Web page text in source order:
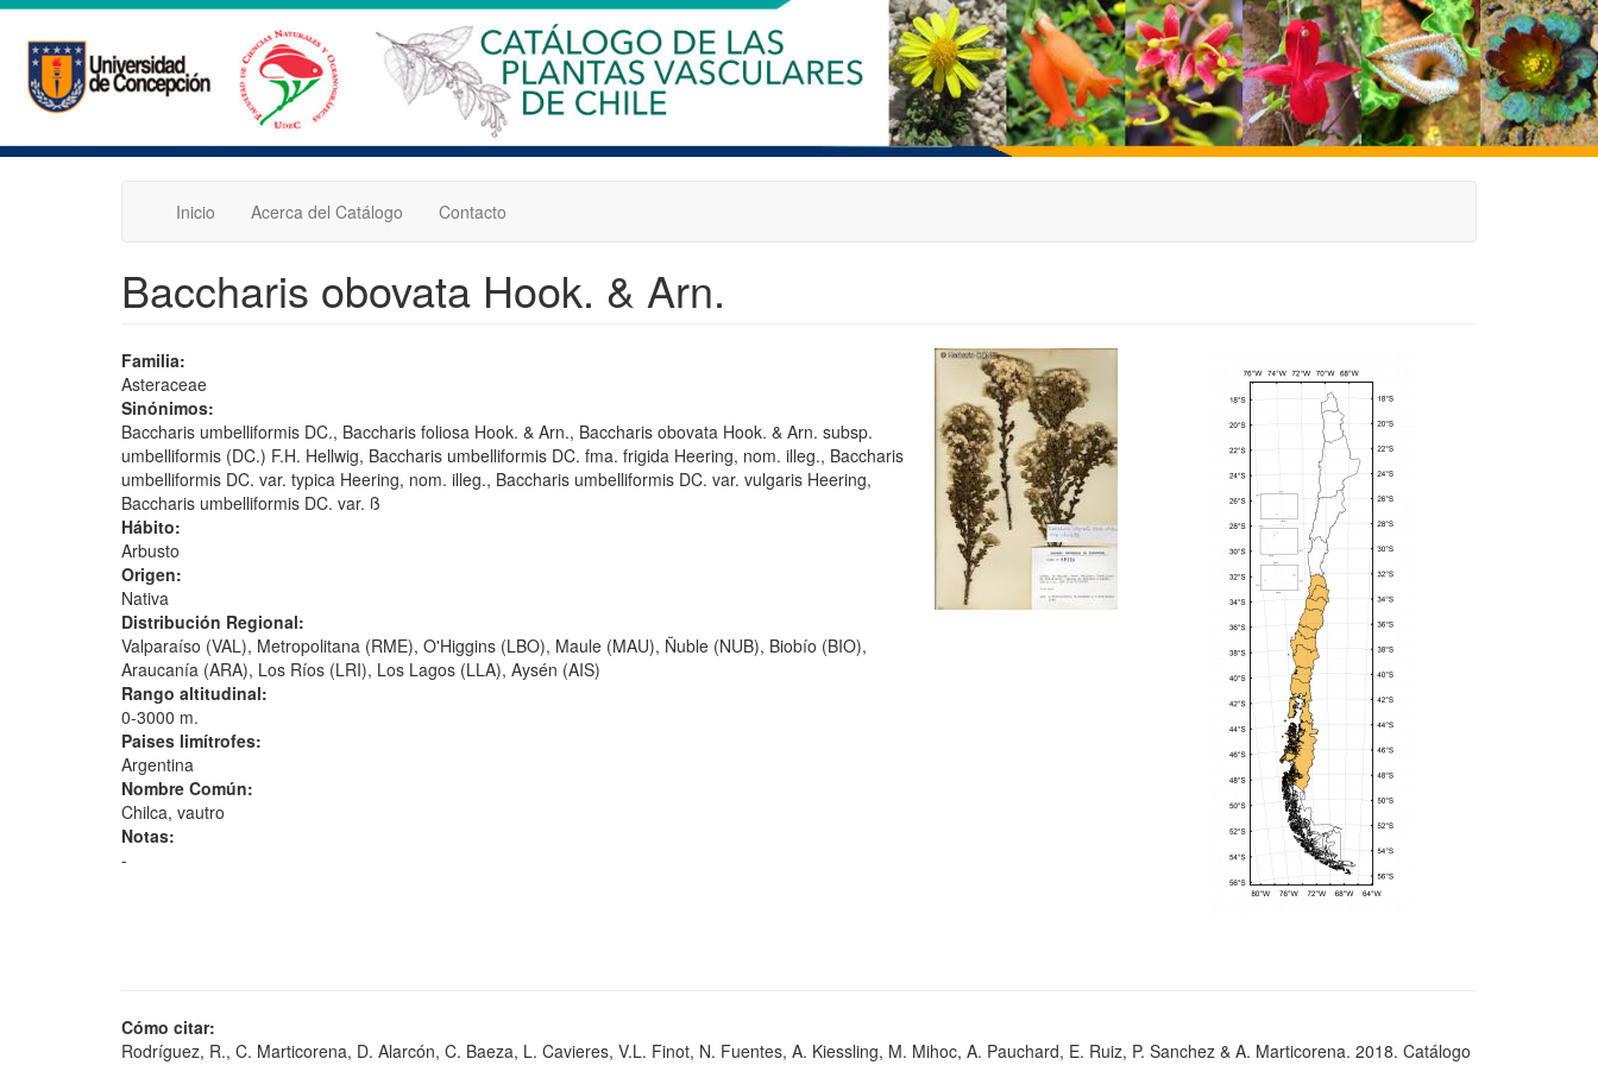
Pasar
contenido
principal
Inicio Acerca del Catálogo Contacto
Baccharis obovata Hook. & Arn.
Familia:
Asteraceae
Sinónimos:
Baccharis umbelliformis DC., Baccharis foliosa Hook. & Arn., Baccharis obovata Hook. & Arn. subsp.
umbelliformis (DC.) F.H. Hellwig, Baccharis umbelliformis DC. fma. frigida Heering, nom. illeg., Baccharis
umbelliformis DC. var. typica Heering, nom. illeg., Baccharis umbelliformis DC. var. vulgaris Heering,
Baccharis umbelliformis DC. var. ß
Hábito:
Arbusto
Origen:
Nativa
Distribución Regional:
Valparaíso (VAL), Metropolitana (RME), O'Higgins (LBO), Maule (MAU), Ñuble (NUB), Biobío (BIO),
Araucanía (ARA), Los Ríos (LRI), Los Lagos (LLA), Aysén (AIS)
Rango altitudinal:
0-3000 m.
Paises limítrofes:
Argentina
Nombre Común:
Chilca, vautro
Notas:
-
Cómo citar:
Rodríguez, R., C. Marticorena, D. Alarcón, C. Baeza, L. Cavieres, V.L. Finot, N. Fuentes, A. Kiessling, M. Mihoc, A. Pauchard, E. Ruiz, P. Sanchez & A. Marticorena. 2018. Catálogo